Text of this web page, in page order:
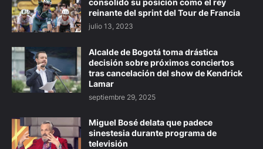
reinante del sprint del Tour de Francia
julio 13, 2023
Alcalde de Bogotá toma drástica
decisión sobre próximos conciertos
tras cancelación del show de Kendrick
Lamar
septiembre 29, 2025
Miguel Bosé delata que padece
sinestesia durante programa de
televisión